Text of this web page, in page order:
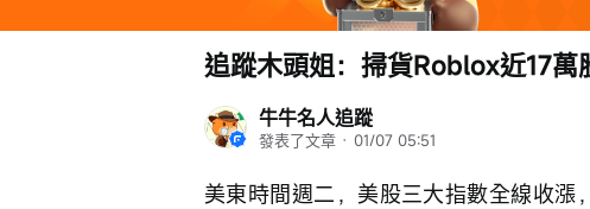
牛牛名人追蹤
發表了文章 · 01/07 05:51
追蹤木頭姐：掃貨Roblox近17
美東時間週二，美股三大指數全線收漲